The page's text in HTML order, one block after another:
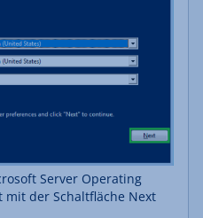
Server Operating
mit der Schaltfläche Next